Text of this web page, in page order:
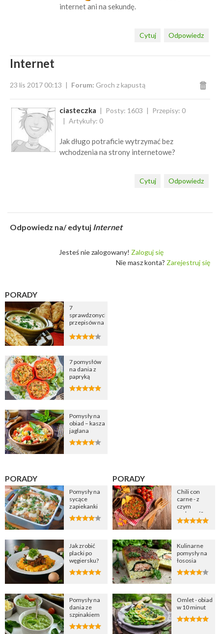
internet ani na sekundę.
Odpowiedz
Cytuj
Internet
23 lis 2017 00:13 Forum: Groch z kapustą
ciasteczka Posty: 1603
Przepisy: 0
Artykuły: 0
Jak długo potraficie wytrzymać bez
wchodzenia na strony internetowe?
Odpowiedz
Cytuj
Odpowiedz na/ edytuj Internet
Jesteś nie zalogowany! Zaloguj się
Nie masz konta? Zarejestruj się
PORADY
7
sprawdzonych
przepisów na
cebulową
7 pomysłów
na dania z
papryką
Pomysły na
obiad – kasza
jaglana
PORADY
Pomysły na
sycące
zapiekanki
Jak zrobić
placki po
węgiersku?
Pomysły na
dania ze
szpinakiem
PORADY
Chili con
carne - z
czym
podawać?
Kulinarne
pomysły na
łososia
Omlet - obiad
w 10 minut